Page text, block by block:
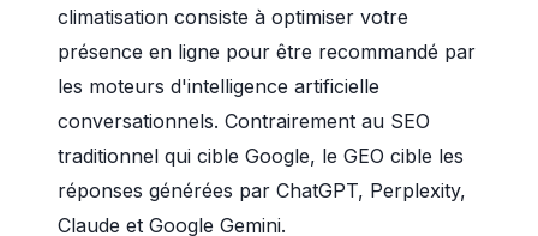
climatisation consiste à optimiser votre
présence en ligne pour être recommandé par
les moteurs d'intelligence artificielle
conversationnels. Contrairement au SEO
traditionnel qui cible Google, le GEO cible les
réponses générées par ChatGPT, Perplexity,
Claude et Google Gemini.